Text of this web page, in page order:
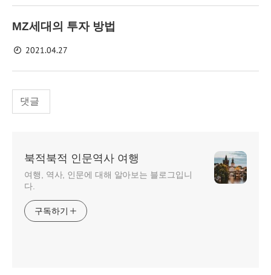
MZ세대의 투자 방법
2021.04.27
댓글
북적북적 인문역사 여행
여행, 역사, 인문에 대해 알아보는 블로그입니
다.
구독하기